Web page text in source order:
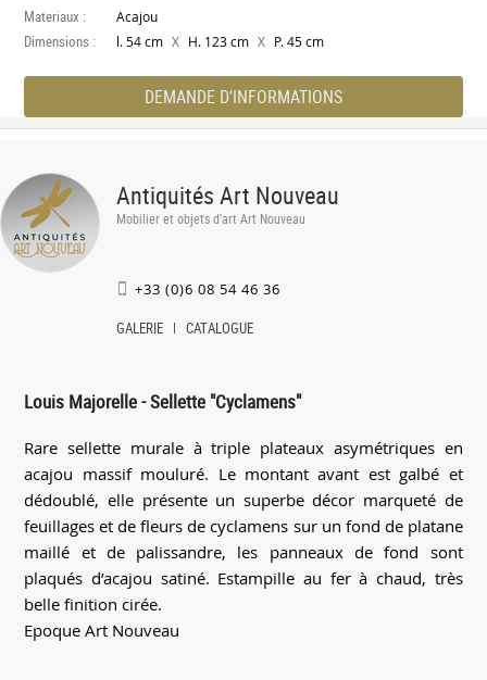
Materiaux : Acajou
Dimensions : l. 54 cm X H. 123 cm X P. 45 cm
DEMANDE D'INFORMATIONS
Antiquités Art Nouveau
Mobilier et objets d'art Art Nouveau
+33 (0)6 08 54 46 36
GALERIE CATALOGUE
Louis Majorelle - Sellette "Cyclamens"
Rare sellette murale à triple plateaux asymétriques en
acajou massif mouluré. Le montant avant est galbé et
dédoublé, elle présente un superbe décor marqueté de
feuillages et de fleurs de cyclamens sur un fond de platane
maillé et de palissandre, les panneaux de fond sont
plaqués d’acajou satiné. Estampille au fer à chaud, très
belle finition cirée.
Epoque Art Nouveau